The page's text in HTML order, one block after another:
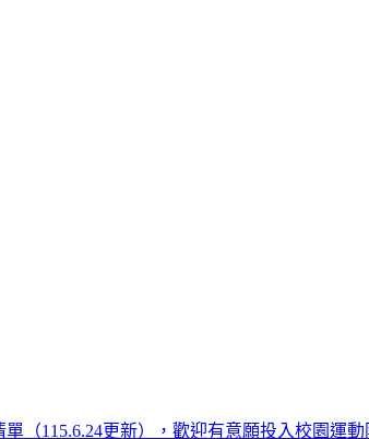
（115.6.24更新），歡迎有意願投入校園運